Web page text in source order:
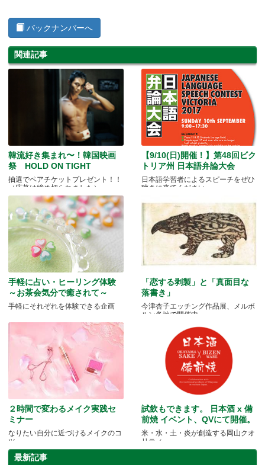
バックナンバーへ
関連記事
韓流好き集まれ〜！韓国映画
祭 HOLD ON TIGHT
抽選でペアチケットプレゼント！！
（応募は締め切られました）
【9/10(日)開催！】第48回ビク
トリア州 日本語弁論大会
日本語学習者によるスピーチをぜひ
聴きに来てください
手軽に占い・ヒーリング体験
～お茶会気分で癒されて～
手軽にそれぞれを体験できる企画
「恋する剥製」と「真面目な
落書き」
今津杏子エッチング作品展、メルボ
ルン各地で開催中
２時間で変わるメイク実践セ
ミナー
なりたい自分に近づけるメイクのコ
ツ
試飲もできます。 日本酒 x 備
前焼 イベント、QVにて開催。
米・水・土・炎が創造する岡山クオ
リティ
最新記事